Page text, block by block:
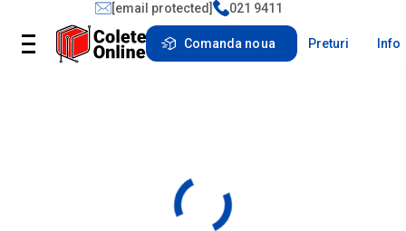
[email protected] 021 9411
Comanda noua Preturi Info